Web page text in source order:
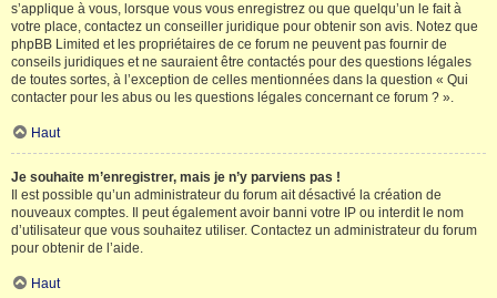
s’applique à vous, lorsque vous vous enregistrez ou que quelqu’un le fait à
votre place, contactez un conseiller juridique pour obtenir son avis. Notez que
phpBB Limited et les propriétaires de ce forum ne peuvent pas fournir de
conseils juridiques et ne sauraient être contactés pour des questions légales
de toutes sortes, à l’exception de celles mentionnées dans la question « Qui
contacter pour les abus ou les questions légales concernant ce forum ? ».
Haut
Je souhaite m’enregistrer, mais je n’y parviens pas !
Il est possible qu’un administrateur du forum ait désactivé la création de
nouveaux comptes. Il peut également avoir banni votre IP ou interdit le nom
d’utilisateur que vous souhaitez utiliser. Contactez un administrateur du forum
pour obtenir de l’aide.
Haut